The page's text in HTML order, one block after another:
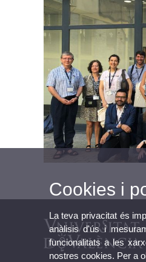
Cookies i
La teva privacitat és
anàlisis d'ús i
funcionalitats a les
nostres cookies. Per a